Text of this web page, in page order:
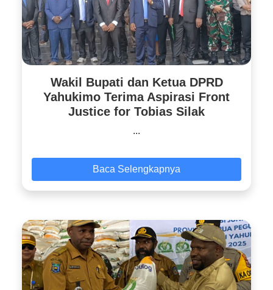
Wakil Bupati dan Ketua DPRD
Yahukimo Terima Aspirasi Front
Justice for Tobias Silak
...
Baca Selengkapnya